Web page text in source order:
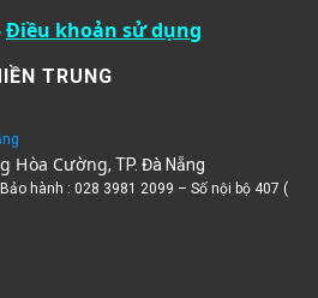
Điều khoản sử dụng
TRUNG
Hòa Cường
hành : 028 3981 2099 – Số nội bộ 407 (